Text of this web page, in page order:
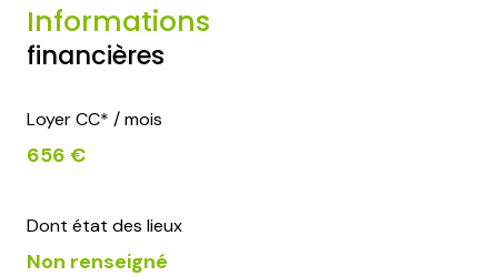
Informations
financières
Loyer CC* / mois
656 €
Dont état des lieux
Non renseigné